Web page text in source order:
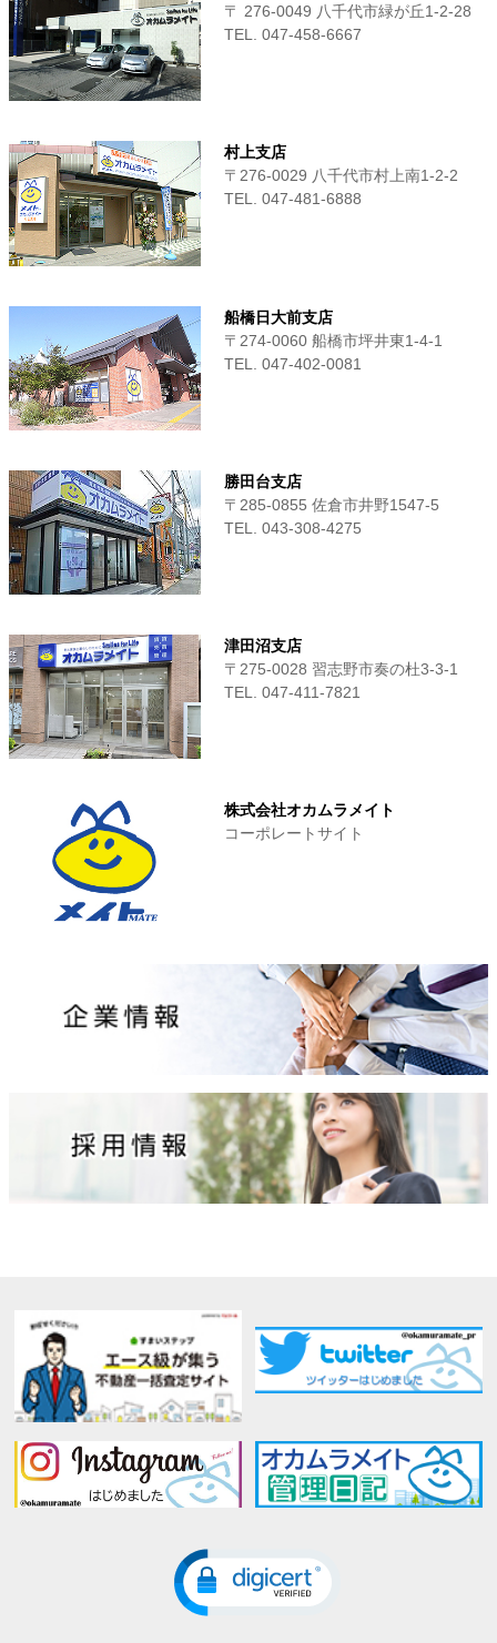
〒 276-0049 八千代市緑が丘1-2-28
TEL. 047-458-6667
村上支店
〒276-0029 八千代市村上南1-2-2
TEL. 047-481-6888
船橋日大前支店
〒274-0060 船橋市坪井東1-4-1
TEL. 047-402-0081
勝田台支店
〒285-0855 佐倉市井野1547-5
TEL. 043-308-4275
津田沼支店
〒275-0028 習志野市奏の杜3-3-1
TEL. 047-411‐7821
株式会社オカムラメイト
コーポレートサイト